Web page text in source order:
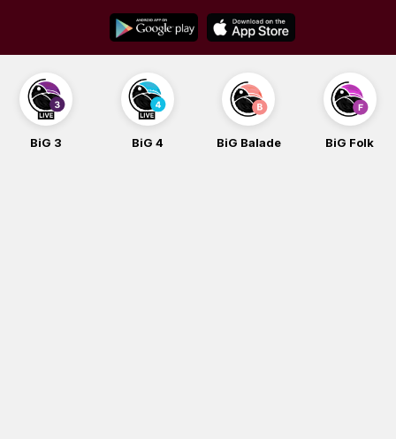
content
BiG 3 BiG 4 BiG Balade BiG Folk